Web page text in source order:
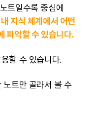
트일수록 중심에
내 지식 체계에서 어떤
파악할 수 있습니다.
할 수 있습니다.
노트만 골라서 볼 수